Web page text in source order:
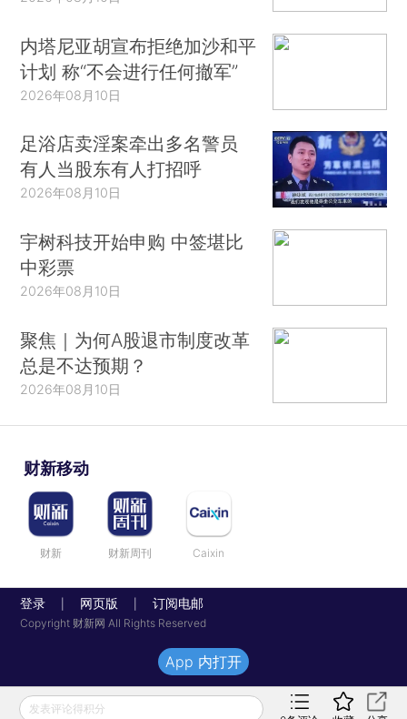
内塔尼亚胡宣布拒绝加沙和平
计划 称“不会进行任何撤军”
2026年08月10日
足浴店卖淫案牵出多名警员
有人当股东有人打招呼
2026年08月10日
宇树科技开始申购 中签堪比
中彩票
2026年08月10日
聚焦｜为何A股退市制度改革
总是不达预期？
2026年08月10日
财新移动
财新 财新周刊 Caixin
登录 网页版 订阅电邮
Copyright 财新网 All Rights Reserved
发表评论得积分
App 内打开